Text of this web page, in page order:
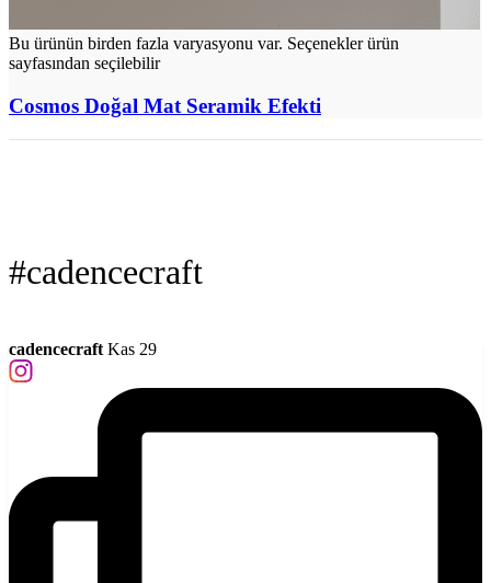
Bu ürünün birden fazla varyasyonu var. Seçenekler ürün
sayfasından seçilebilir
Cosmos Doğal Mat Seramik Efekti
#cadencecraft
cadencecraft Kas 29